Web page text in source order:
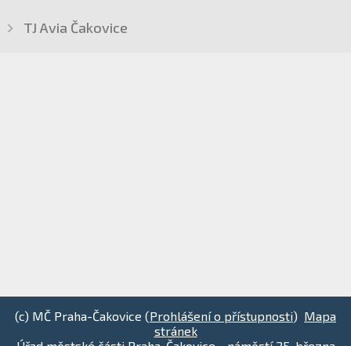
TJ Avia Čakovice
(c) MČ Praha-Čakovice (Prohlášení o přístupnosti) Mapa
stránek